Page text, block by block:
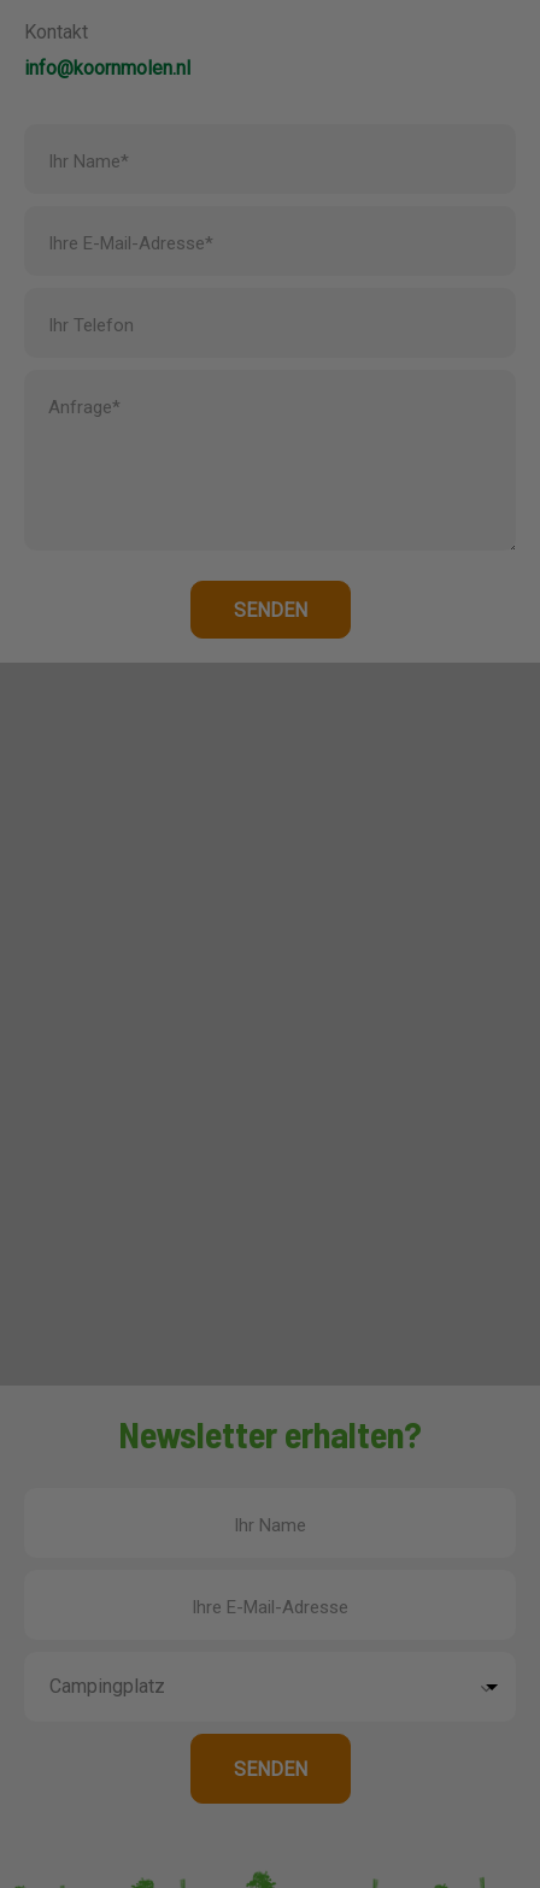
Kontakt
info@koornmolen.nl
Ihr Name*
Ihre E-Mail-Adresse*
Ihr Telefon
Anfrage*
Newsletter erhalten?
Ihr Name
Ihre E-Mail-Adresse